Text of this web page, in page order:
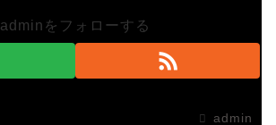
adminをフォローする
admin